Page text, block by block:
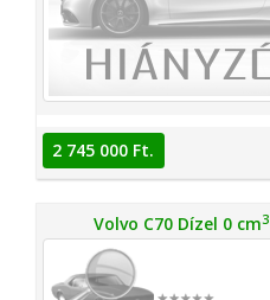
2 745 000 Ft.
Volvo C70 Dízel 0 cm3